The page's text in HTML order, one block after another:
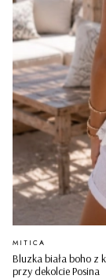
Bluzka biała boho z
przy dekolcie Posina
PRODUCENT
MITICA